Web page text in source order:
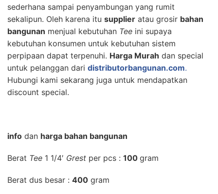
sederhana sampai penyambungan yang rumit
sekalipun. Oleh karena itu supplier atau grosir bahan
bangunan menjual kebutuhan Tee ini supaya
kebutuhan konsumen untuk kebutuhan sistem
perpipaan dapat terpenuhi. Harga Murah dan special
untuk pelanggan dari distributorbangunan.com.
Hubungi kami sekarang juga untuk mendapatkan
discount special.
info dan harga bahan bangunan
Berat Tee 1 1/4′ Grest per pcs : 100 gram
Berat dus besar : 400 gram